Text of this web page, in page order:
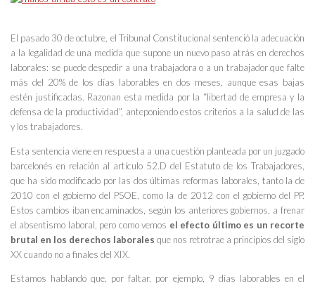
El pasado 30 de octubre, el Tribunal Constitucional sentenció la adecuación
a la legalidad de una medida que supone un nuevo paso atrás en derechos
laborales: se puede despedir a una trabajadora o a un trabajador que falte
más del 20% de los días laborables en dos meses, aunque esas bajas
estén justificadas. Razonan esta medida por la “libertad de empresa y la
defensa de la productividad”, anteponiendo estos criterios a la salud de las
y los trabajadores.
Esta sentencia viene en respuesta a una cuestión planteada por un juzgado
barcelonés en relación al artículo 52.D del Estatuto de los Trabajadores,
que ha sido modificado por las dos últimas reformas laborales, tanto la de
2010 con el gobierno del PSOE, como la de 2012 con el gobierno del PP.
Estos cambios iban encaminados, según los anteriores gobiernos, a frenar
el absentismo laboral, pero como vemos el efecto último es un recorte
brutal en los derechos laborales que nos retrotrae a principios del siglo
XX cuando no a finales del XIX.
Estamos hablando que, por faltar, por ejemplo, 9 días laborables en el